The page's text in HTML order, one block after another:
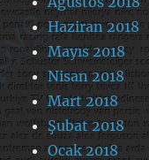
Haziran 2018
Mayıs 2018
Nisan 2018
Mart 2018
Şubat 2018
Ocak 2018